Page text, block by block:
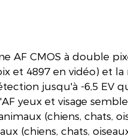
AF CMOS à double
et 4897 en vidéo) et
jusqu'à -6,5 EV
yeux et visage
(chiens, chats,
(chiens, chats,